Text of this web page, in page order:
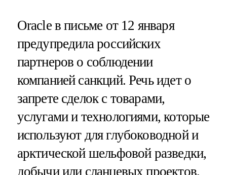
Oracle в письме от 12 января
предупредила российских
партнеров о соблюдении
компанией санкций. Речь идет о
запрете сделок с товарами,
услугами и технологиями, которые
используют для глубоководной и
арктической шельфовой разведки,
добычи или сланцевых проектов,